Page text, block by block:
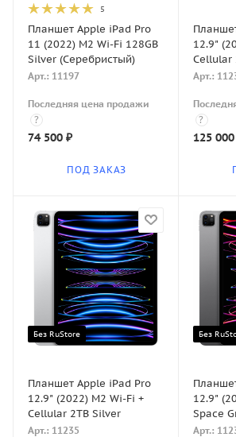
5
Планшет Apple iPad Pro
11 (2022) M2 Wi-Fi 128GB
Silver (Серебристый)
Арт.: 11197
Последняя цена продажи
?
74 500 ₽
ПОД ЗАКАЗ
12.9"
Cellular
(Серый
Арт.:
?
125 000
Без RuStore
Планшет Apple iPad Pro
12.9" (2022) M2 Wi-Fi +
Cellular 2TB Silver
Арт.: 11235
Без
12.9"
Space
космос)
Арт.: